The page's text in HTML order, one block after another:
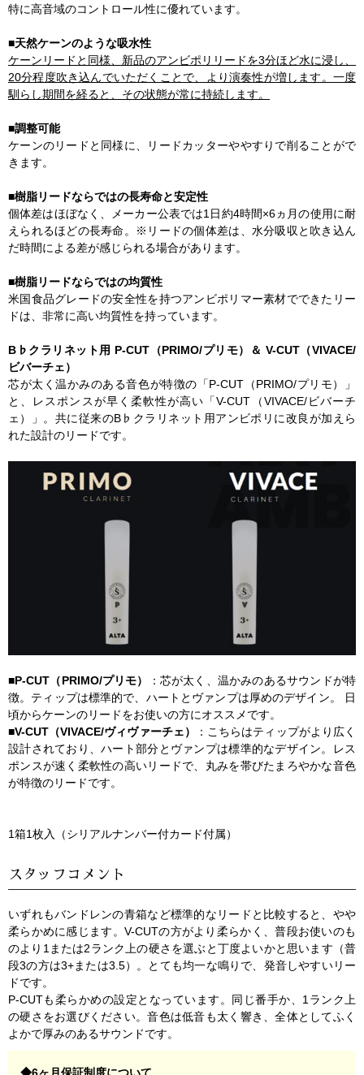
特に高音域のコントロール性に優れています。
■天然ケーンのような吸水性
ケーンリードと同様、新品のアンビポリリードを3分ほど水に浸し、
20分程度吹き込んでいただくことで、より演奏性が増します。一度
馴らし期間を経ると、その状態が常に持続します。
■調整可能
ケーンのリードと同様に、リードカッターややすりで削ることがで
きます。
■樹脂リードならではの長寿命と安定性
個体差はほぼなく、メーカー公表では1日約4時間×6ヵ月の使用に耐
えられるほどの長寿命。※リードの個体差は、水分吸収と吹き込ん
だ時間による差が感じられる場合があります。
■樹脂リードならではの均質性
米国食品グレードの安全性を持つアンビポリマー素材でできたリー
ドは、非常に高い均質性を持っています。
B♭クラリネット用 P-CUT（PRIMO/プリモ）＆ V-CUT（VIVACE/
ビバーチェ）
芯が太く温かみのある音色が特徴の「P-CUT（PRIMO/プリモ）」
と、レスポンスが早く柔軟性が高い「V-CUT（VIVACE/ビバーチ
ェ）」。共に従来のB♭クラリネット用アンビポリに改良が加えら
れた設計のリードです。
■P-CUT（PRIMO/プリモ）
：芯が太く、温かみのあるサウンドが特
徴。ティップは標準的で、ハートとヴァンプは厚めのデザイン。 日
頃からケーンのリードをお使いの方にオススメです。
■V-CUT（VIVACE/ヴィヴァーチェ）
：こちらはティップがより広く
設計されており、ハート部分とヴァンプは標準的なデザイン。レス
ポンスが速く柔軟性の高いリードで、丸みを帯びたまろやかな音色
が特徴のリードです。
1箱1枚入（シリアルナンバー付カード付属）
スタッフコメント
いずれもバンドレンの青箱など標準的なリードと比較すると、やや
柔らかめに感じます。V-CUTの方がより柔らかく、普段お使いのも
のより1または2ランク上の硬さを選ぶと丁度よいかと思います（普
段3の方は3+または3.5）。とても均一な鳴りで、発音しやすいリー
ドです。
P-CUTも柔らかめの設定となっています。同じ番手か、1ランク上
の硬さをお選びください。音色は低音も太く響き、全体としてふく
よかで厚みのあるサウンドです。